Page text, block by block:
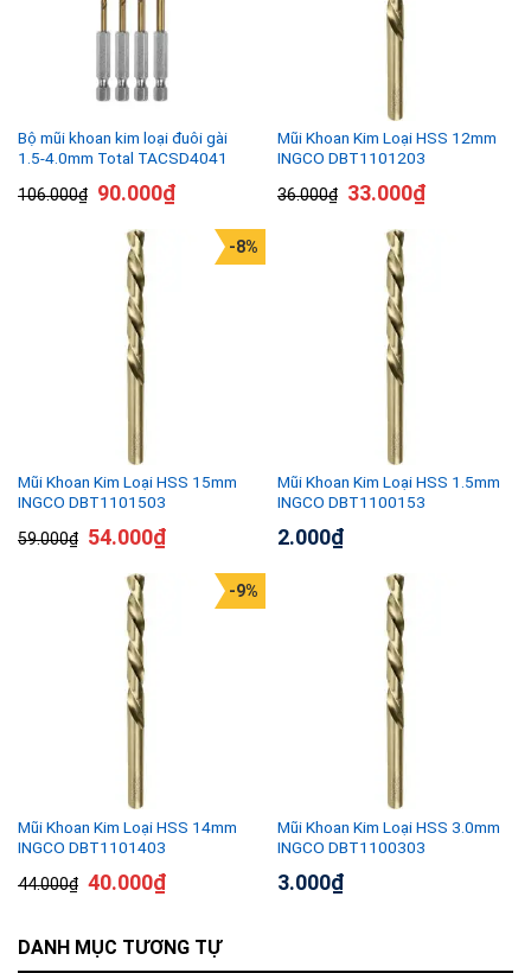
Bộ mũi khoan kim loại đuôi gài
1.5-4.0mm Total TACSD4041
106.000₫ 90.000₫
Mũi Khoan Kim Loại HSS 12mm
INGCO DBT1101203
36.000₫ 33.000₫
Mũi Khoan Kim Loại HSS 15mm
INGCO DBT1101503
59.000₫
-8%
54.000₫
Mũi Khoan Kim Loại HSS 1.5mm
INGCO DBT1100153
2.000₫
Mũi Khoan Kim Loại HSS 14mm
INGCO DBT1101403
44.000₫
-9%
40.000₫
Mũi Khoan Kim Loại HSS 3.0mm
INGCO DBT1100303
3.000₫
DANH MỤC TƯƠNG TỰ